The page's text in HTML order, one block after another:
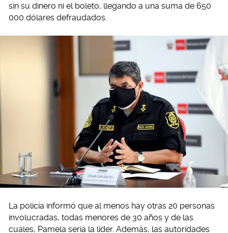
sin su dinero ni el boleto, llegando a una suma de 650
000 dólares defraudados.
La policía informó que al menos hay otras 20 personas
involucradas, todas menores de 30 años y de las
cuales, Pamela sería la líder. Además, las autoridades